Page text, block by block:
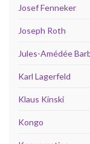
Josef Fenneker
Joseph Roth
Jules-Amédée
Karl Lagerfeld
Klaus Kinski
Kongo